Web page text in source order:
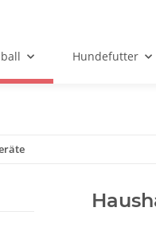
Hundefutter